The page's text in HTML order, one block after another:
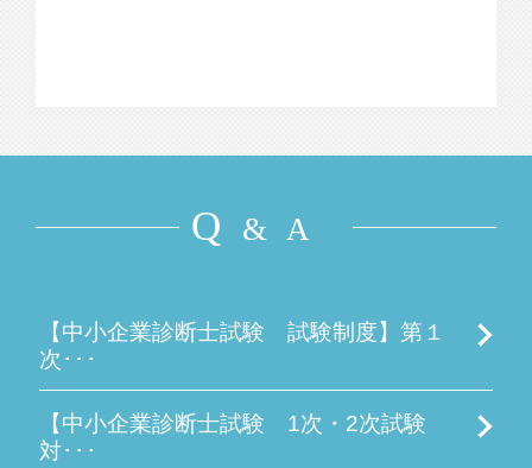
Q & A
【中小企業診断士試験 試験制度】第１
次･･･
【中小企業診断士試験 1次・2次試験
対･･･